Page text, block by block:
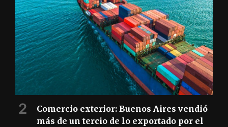
Comercio exterior: Buenos Aires vendió
más de un tercio de lo exportado por el